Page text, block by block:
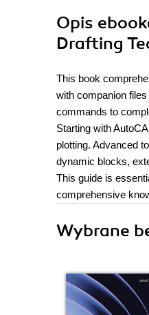
Opis
Drafting
This book
with companion
commands to
Starting with
plotting. Advanced
dynamic blocks,
This guide is
comprehensive
Wybrane